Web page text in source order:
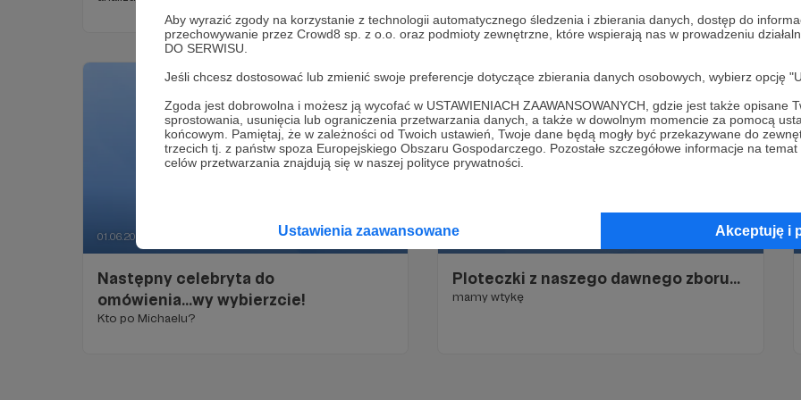
Aby wyrazić zgody na korzystanie z technologii automatycznego śledzenia i zbierania danych, dostęp do
przechowywanie przez Crowd8 sp. z o.o. oraz podmioty zewnętrzne, które wspierają nas w prowadzeniu
DO SERWISU.
Jeśli chcesz dostosować lub zmienić swoje preferencje dotyczące zbierania danych osobowych, wybierz opcję
Zgoda jest dobrowolna i możesz ją wycofać w USTAWIENIACH ZAAWANSOWANYCH, gdzie jest także opisane
sprostowania, usunięcia lub ograniczenia przetwarzania danych, a także w dowolnym momencie za pomocą
końcowym. Pamiętaj, że w zależności od Twoich ustawień, Twoje dane będą mogły być przekazywane do
trzecich tj. z państw spoza Europejskiego Obszaru Gospodarczego. Pozostałe szczegółowe informacje na
celów przetwarzania znajdują się w naszej polityce prywatności.
Ustawienia zaawansowane Akceptuję i
Rozmawiamy o poczuciu winy, warunkowej miłości,
posłuszeństwie oraz mechanizmach, które mogą
kształtować dziecięcą psychikę i wpływać na dorosłe
01.06.2026
Następny celebryta do
omówienia...wy wybierzcie!
Kto po Michaelu?
30.05.2026
Ploteczki z naszego dawnego zboru...
mamy wtykę